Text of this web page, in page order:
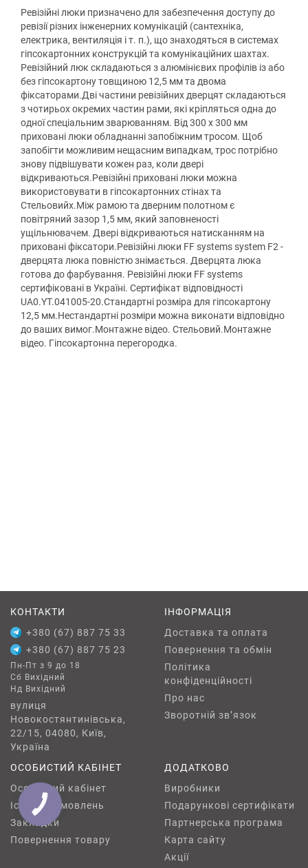
Ревізійні люки призначено для забезпечення доступу до
ревізії різних інженерних комунікацій (сантехніка,
електрика, вентиляція і т. п.), що знаходяться в системах
гіпсокартонних конструкцій та комунікаційних шахтах.
Ревізійний люк складаються з алюмінієвих профілів із або
без гіпсокартону товщиною 12,5 мм та двома
фіксаторами.Дві частини ревізійних дверцят складаються
з чотирьох окремих частин рами, які кріпляться одна до
одної спеціальним зварюванням. Від 300 х 300 мм
приховані люки обладнанні запобіжним тросом. Щоб
запобігти можливим нещасним випадкам, трос потрібно
знову підвішувати кожен раз, коли двері
відкриваються.Ревізійні приховані люки можна
використовувати в гіпсокартонних стінах та
Стельовийх.Між рамою та дверним полотном є
повітряний зазор 1,5 мм, який заповненості
ущільнювачем. Двері відкриваються натисканням на
приховані фіксатори.Ревізійні люки FF systems system F2 -
дверцята люка повністю знімається. Дверцята люка
готова до фарбування. Ревізійні люки FF systems
сертифіковані в Україні. Сертифікат відповідності
UA0.YT.041005-20.Стандартні розміра для гіпсокартону
12,5 мм.Нестандартні розміри можна виконати відповідно
до ваших вимог.Монтажне відео. Стельовий.Монтажне
відео. Гіпсокартонна перегородка.
КОНТАКТИ
+380 (67) 887 75 33
+380 (67) 887 75 23
Пн-Пт з 9 до 18
Сб Вихідний
Нд Вихідний
вулиця
Новокостянтинівська,
22/15, 04080, Київ,
Україна
ІНФОРМАЦІЯ
Доставка та оплата
Повернення та обмін
Політика
конфіденційності
Про нас
Зворотній зв’язок
ОСОБИСТИЙ КАБІНЕТ
Особистий кабінет
Історія замовлень
Закладки
Повернення товару
ДОДАТКОВО
Виробники
Подарункові сертифікати
Партнерська програма
Карта сайту
Акції
КНОПКА
ЗВ'ЯЗКУ